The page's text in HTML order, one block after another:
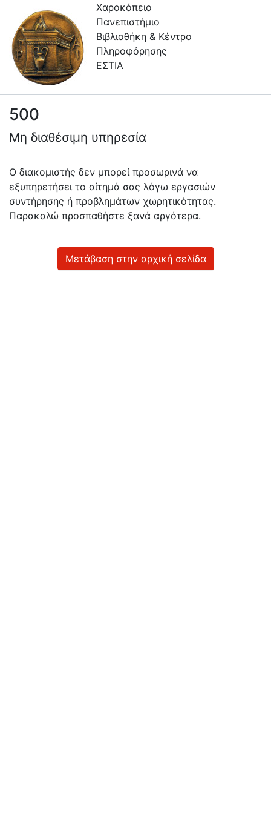
Χαροκόπειο
Πανεπιστήμιο
Βιβλιοθήκη & Κέντρο
Πληροφόρησης
ΕΣΤΙΑ
Πληροφορίες
Επικοινωνία
Υπηρεσίες
Αυτοαπόθεσης
Ανοιχτά
Δεδομένα
500
Μη διαθέσιμη υπηρεσία
Ο διακομιστής δεν μπορεί προσωρινά να
εξυπηρετήσει το αίτημά σας λόγω εργασιών
συντήρησης ή προβλημάτων χωρητικότητας.
Παρακαλώ προσπαθήστε ξανά αργότερα.
Μετάβαση στην αρχική σελίδα